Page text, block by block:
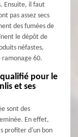
Ensuite, il faut
pas assez secs
des fumées de
le dépôt de
néfastes,
60.
pour le
et ses
sont des
En effet,
profiter d'un bon